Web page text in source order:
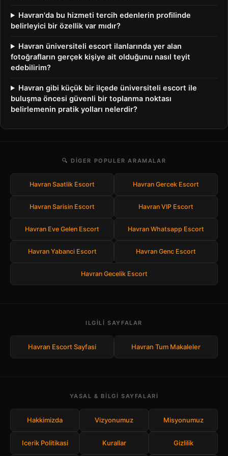
Havran'da bu hizmeti tercih edenlerin profilinde
belirleyici bir özellik var mıdır?
Havran üniversiteli escort ilanlarında yer alan
fotoğrafların gerçek kişiye ait olduğunu nasıl teyit
edebilirim?
Havran gibi küçük bir ilçede üniversiteli escort ile
buluşma öncesi güvenli bir toplanma noktası
belirlemenin pratik yolları nelerdir?
🔍 DIGER POPULER ARAMALAR
Havran Saatlik Escort Havran Gercek Escort
Havran Sarisin Escort Havran VIP Escort
Havran Eve Gelen Escort Havran Whatsapp Escort
Havran Yabanci Escort Havran Genc Escort
Havran Gecelik Escort
ILGILI SAYFALAR
Havran Escort Sayfasi Havran Tum Makaleler
YASAL & BILGI SAYFALARI
Hakkimizda Vizyonumuz Misyonumuz
Icerik Politikasi Kurallar Gizlilik